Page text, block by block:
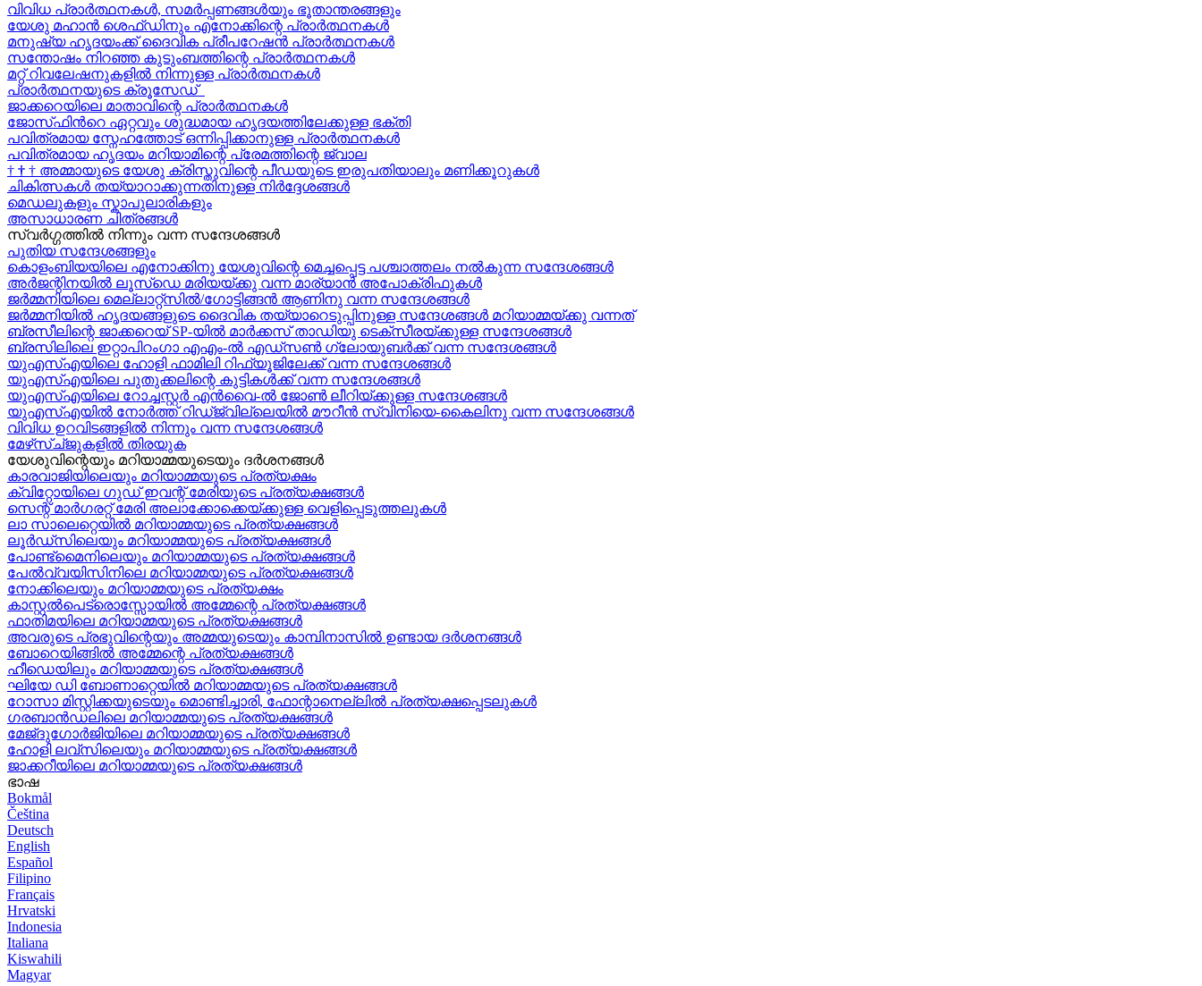
വിവിധ പ്രാർത്ഥനകൾ, സമർപ്പണങ്ങൾയും ഭൂതാന്തരങ്ങളും
യേശു മഹാന്‍ ശെഫ്ഡിനും എനോക്കിന്റെ പ്രാർത്ഥനകള്‍
മനുഷ്യ ഹൃദയംക്ക് ദൈവിക പ്രീപറേഷൻ പ്രാർത്ഥനകൾ
സന്തോഷം നിറഞ്ഞ കുടുംബത്തിന്റെ പ്രാർത്ഥനകള്‍
മറ്റ് റിവലേഷനുകളിൽ നിന്നുള്ള പ്രാർത്ഥനകൾ
പ്രാർത്ഥനയുടെ ക്രൂസേഡ്
ജാക്കറെയിലെ മാതാവിന്റെ പ്രാർത്ഥനകൾ
ജോസ്‌ഫിന്‍റെ ഏറ്റവും ശുദ്ധമായ ഹൃദയത്തിലേക്കുള്ള ഭക്തി
പവിത്രമായ സ്നേഹത്തോട് ഒന്നിപ്പിക്കാനുള്ള പ്രാർത്ഥനകള്‍
പവിത്രമായ ഹൃദയം മറിയാമിന്റെ പ്രേമത്തിന്റെ ജ്വാല
† † † അമ്മായുടെ യേശു ക്രിസ്തുവിന്റെ പീഡയുടെ ഇരുപതിയാലും മണിക്കൂറുകള്‍
ചികിത്സകൾ തയ്യാറാക്കുന്നതിനുള്ള നിർദ്ദേശങ്ങൾ
മെഡലുകളും സ്കാപുലാരികളും
അസാധാരണ ചിത്രങ്ങൾ
സ്വര്‍ഗ്ഗത്തിൽ നിന്നും വന്ന സന്ദേശങ്ങള്‍
പുതിയ സന്ദേശങ്ങളും
കൊളംബിയയിലെ എനോക്കിനു യേശുവിന്റെ മെച്ചപ്പെട്ട പശ്ചാത്തലം നൽകുന്ന സന്ദേശങ്ങള്‍
അർജന്റിനയിൽ ലൂസ്ഡെ മരിയയ്ക്കു വന്ന മാര്യാന്‍ അപോക്രിഫുകള്‍
ജർമ്മനിയിലെ മെല്ലാറ്റ്സിൽ/ഗോട്ടിങ്ങൻ ആണിനു വന്ന സന്ദേശങ്ങൾ
ജർമ്മനിയിൽ ഹൃദയങ്ങളുടെ ദൈവിക തയ്യാറെടുപ്പിനുള്ള സന്ദേശങ്ങൾ മറിയാമ്മയ്ക്കു വന്നത്
ബ്രസീലിന്റെ ജാക്കറെയ്‍ SP-യിൽ മാർക്കസ് താഡിയു ടെക്സീരയ്ക്കുള്ള സന്ദേശങ്ങള്‍
ബ്രസിലിലെ ഇറ്റാപിറംഗാ എഎം-ൽ എഡ്സൺ ഗ്ലോയുബർക്ക് വന്ന സന്ദേശങ്ങൾ
യുഎസ്എയിലെ ഹോളി ഫാമിലി റിഫ്യൂജിലേക്ക് വന്ന സന്ദേശങ്ങൾ
യുഎസ്എയിലെ പുതുക്കലിന്റെ കുട്ടികള്‍ക്ക് വന്ന സന്ദേശങ്ങള്‍
യുഎസ്എയിലെ റോച്ചസ്റ്റർ എൻവൈ-ൽ ജോൺ ലീറിയ്ക്കുള്ള സന്ദേശങ്ങൾ
യുഎസ്എയിൽ നോർത്ത് റിഡ്ജ്വില്ലെയിൽ മൗറീൻ സ്വിനിയെ-കൈലിനു വന്ന സന്ദേശങ്ങള്‍
വിവിധ ഉറവിടങ്ങളിൽ നിന്നും വന്ന സന്ദേശങ്ങൾ
മേഴ്‍സ്ച്ജുകളിൽ തിരയുക
യേശുവിന്റെയും മറിയാമ്മയുടെയും ദർശനങ്ങൾ
കാരവാജിയിലെയും മറിയാമ്മയുടെ പ്രത്യക്ഷം
ക്വിറ്റോയിലെ ഗുഡ് ഇവന്റ് മേരിയുടെ പ്രത്യക്ഷങ്ങൾ
സെന്റ് മാർഗരറ്റ് മേരി അലാക്കോക്കെയ്ക്കുള്ള വെളിപ്പെടുത്തലുകൾ
ലാ സാലെറ്റെയിൽ മറിയാമ്മയുടെ പ്രത്യക്ഷങ്ങൾ
ലൂർഡ്സിലെയും മറിയാമ്മയുടെ പ്രത്യക്ഷങ്ങൾ
പോണ്ട്മൈനിലെയും മറിയാമ്മയുടെ പ്രത്യക്ഷങ്ങൾ
പേൽവ്വയിസിനിലെ മറിയാമ്മയുടെ പ്രത്യക്ഷങ്ങൾ
നോക്കിലെയും മറിയാമ്മയുടെ പ്രത്യക്ഷം
കാസ്റ്റൽപെട്രൊസ്സോയിൽ അമ്മേന്റെ പ്രത്യക്ഷങ്ങൾ
ഫാതിമയിലെ മറിയാമ്മയുടെ പ്രത്യക്ഷങ്ങൾ
അവരുടെ പ്രഭുവിന്റെയും അമ്മയുടെയും കാമ്പിനാസിൽ ഉണ്ടായ ദർശനങ്ങൾ
ബോറെയിങ്ങിൽ അമ്മേന്റെ പ്രത്യക്ഷങ്ങൾ
ഹീഡെയിലും മറിയാമ്മയുടെ പ്രത്യക്ഷങ്ങൾ
ഘിയേ ഡി ബോണാറ്റെയിൽ മറിയാമ്മയുടെ പ്രത്യക്ഷങ്ങൾ
റോസാ മിസ്റ്റിക്കയുടെയും മൊണ്ടിച്ചാരി, ഫോന്റാനെല്ലിൽ പ്രത്യക്ഷപ്പെടലുകൾ
ഗരബാൻഡലിലെ മറിയാമ്മയുടെ പ്രത്യക്ഷങ്ങൾ
മേജ്ദുഗോർജിയിലെ മറിയാമ്മയുടെ പ്രത്യക്ഷങ്ങൾ
ഹോളി ലവ്‌സിലെയും മറിയാമ്മയുടെ പ്രത്യക്ഷങ്ങൾ
ജാക്കറീയിലെ മറിയാമ്മയുടെ പ്രത്യക്ഷങ്ങൾ
ഭാഷ
Bokmål
Čeština
Deutsch
English
Español
Filipino
Français
Hrvatski
Indonesia
Italiana
Kiswahili
Magyar